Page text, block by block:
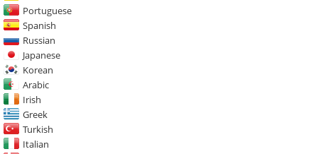
Portuguese
Spanish
Russian
Japanese
Korean
Arabic
Irish
Greek
Turkish
Italian